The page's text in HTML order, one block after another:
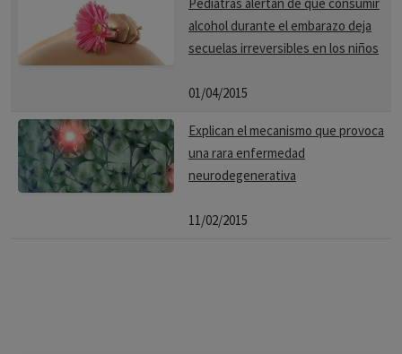
alcohol durante el embarazo deja
secuelas irreversibles en los niños
01/04/2015
Explican el mecanismo que provoca
una rara enfermedad
neurodegenerativa
11/02/2015